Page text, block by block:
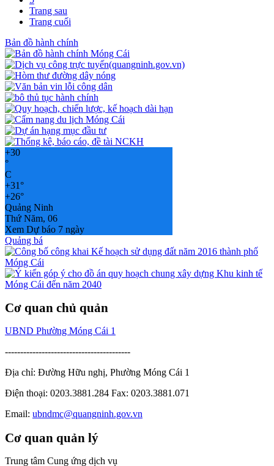
Trang sau
Trang cuối
Bản đồ hành chính
+30
°
C
+31°
+26°
Quảng Ninh
Thứ Năm, 06
Xem Dự báo 7 ngày
Quảng bá
Cơ quan chủ quản
UBND Phường Móng Cái 1
-----------------------------------------
Địa chỉ: Đường Hữu nghị, Phường Móng Cái 1
Điện thoại: 0203.3881.284 Fax: 0203.3881.071
Email: ubndmc@quangninh.gov.vn
Cơ quan quản lý
Trung tâm Cung ứng dịch vụ